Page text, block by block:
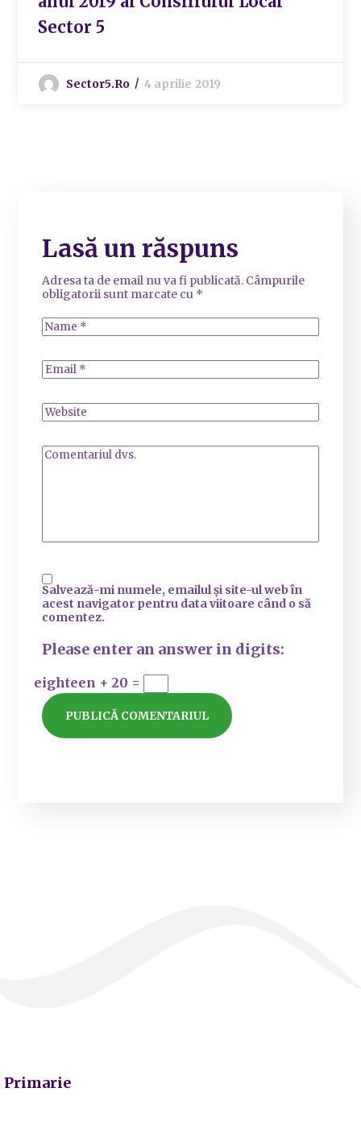
Sector 5
Sector5.ro 4 aprilie 2019
Lasă un răspuns
Adresa ta de email nu va fi publicată. Câmpurile
obligatorii sunt marcate cu *
Salvează-mi numele, emailul și site-ul web în
acest navigator pentru data viitoare când o să
comentez.
Please enter an answer in digits:
eighteen + 20 =
Primarie